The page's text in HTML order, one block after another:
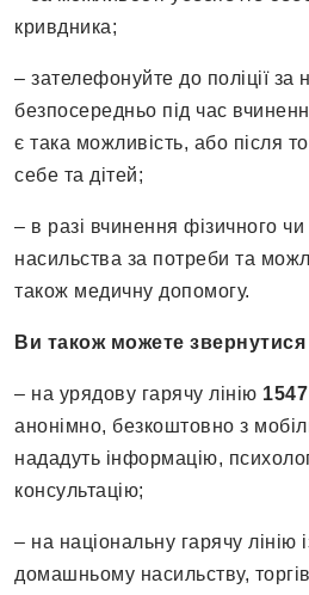
кривдника;
– зателефонуйте до поліції за
безпосередньо під час
є така можливість, або після
себе та дітей;
– в разі вчинення фізичного
насильства за потреби та
також медичну допомогу.
Ви також можете
– на урядову гарячу лінію 1547
анонімно, безкоштовно з
нададуть інформацію,
консультацію;
– на національну гарячу лінію
домашньому насильству,